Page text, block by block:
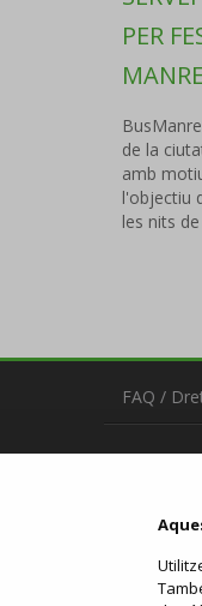
PER
de la
amb
l'objectiu
les nits
FAQ /
Contacta
C/
93 875 71
Servei